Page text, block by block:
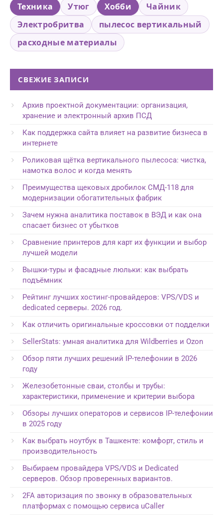
Техника
Утюг Хобби
Чайник
Электробритва
пылесос вертикальный
расходные материалы
СВЕЖИЕ ЗАПИСИ
Архив проектной документации: организация,
хранение и электронный архив ПСД
Как поддержка сайта влияет на развитие бизнеса в
интернете
Роликовая щётка вертикального пылесоса: чистка,
намотка волос и когда менять
Преимущества щековых дробилок СМД-118 для
модернизации обогатительных фабрик
Зачем нужна аналитика поставок в ВЭД и как она
спасает бизнес от убытков
Сравнение принтеров для карт их функции и выбор
лучшей модели
Вышки-туры и фасадные люльки: как выбрать
подъёмник
Рейтинг лучших хостинг-провайдеров: VPS/VDS и
dedicated серверы. 2026 год.
Как отличить оригинальные кроссовки от подделки
SellerStats: умная аналитика для Wildberries и Ozon
Обзор пяти лучших решений IP-телефонии в 2026
году
Железобетонные сваи, столбы и трубы:
характеристики, применение и критерии выбора
Обзоры лучших операторов и сервисов IP-телефонии
в 2025 году
Как выбрать ноутбук в Ташкенте: комфорт, стиль и
производительность
Выбираем провайдера VPS/VDS и Dedicated
серверов. Обзор проверенных вариантов.
2FA авторизация по звонку в образовательных
платформах с помощью сервиса uCaller